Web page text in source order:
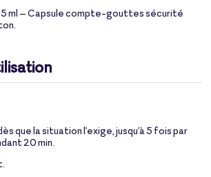
5 ml – Capsule compte-gouttes sécurité
que la situation l'exige, jusqu'à 5 fois par
20 min.